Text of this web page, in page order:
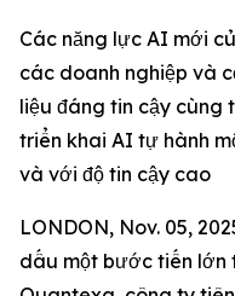
Các năng lực AI mới
các doanh nghiệp và
liệu đáng tin cậy cùng
triển khai AI tự hành
và với độ tin cậy cao
LONDON, Nov. 05,
dấu một bước tiến lớn